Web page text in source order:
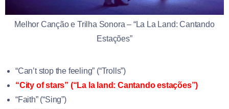
Melhor Canção e Trilha Sonora – “La La Land: Cantando
Estações”
“Can’t stop the feeling” (“Trolls”)
“City of stars” (“La la land: Cantando estações”)
“Faith” (“Sing”)